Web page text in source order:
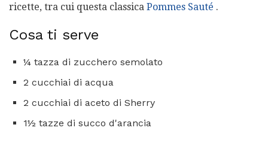
ricette, tra cui questa classica Pommes Sauté .
Cosa ti serve
¼ tazza di zucchero semolato
2 cucchiai di acqua
2 cucchiai di aceto di Sherry
1½ tazze di succo d'arancia